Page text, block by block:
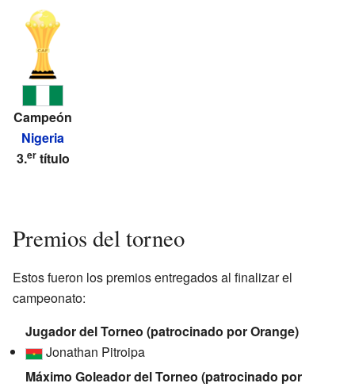
Campeón
Nigeria
3.ertítulo
Premios del torneo
Estos fueron los premios entregados al finalizar el
campeonato:
Jugador del Torneo (patrocinado por Orange)
Jonathan Pitroipa
Máximo Goleador del Torneo (patrocinado por